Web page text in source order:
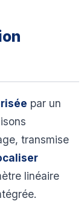
par un
transmise
linéaire